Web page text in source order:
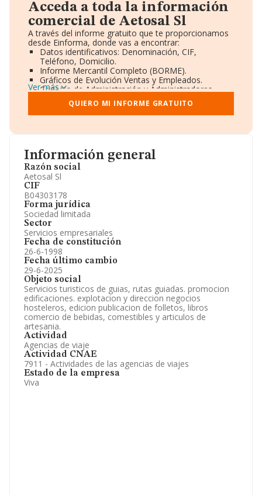
Información general
Razón social
Aetosal Sl
CIF
B04303178
Forma jurídica
Sociedad limitada
Sector
Servicios empresariales
Fecha de constitución
26-6-1998
Fecha último cambio
29-6-2025
Objeto social
Servicios turisticos de guias, rutas guiadas. promocion
edificaciones. explotacion y direccion negocios
hosteleros, edicion publicacion de folletos, libros
comercio de bebidas, comestibles y articulos de
artesania.
Actividad
Agencias de viaje
Actividad CNAE
7911 - Actividades de las agencias de viajes
Estado de la empresa
Viva
Acceda a toda la información
comercial de Aetosal Sl
A través del informe gratuito que te proporcionamos
desde Einforma, donde vas a encontrar:
Datos identificativos: Denominación, CIF,
Teléfono, Domicilio.
Informe Mercantil Completo (BORME).
Gráficos de Evolución Ventas y Empleados.
Consejo de Administración y Administradores.
Directivos y Ejecutivos.
Accionistas.
Participaciones y Vinculaciones en otras empresas.
Información oficial y registral complementaria.
Ver más
QUIERO MI INFORME GRATUITO